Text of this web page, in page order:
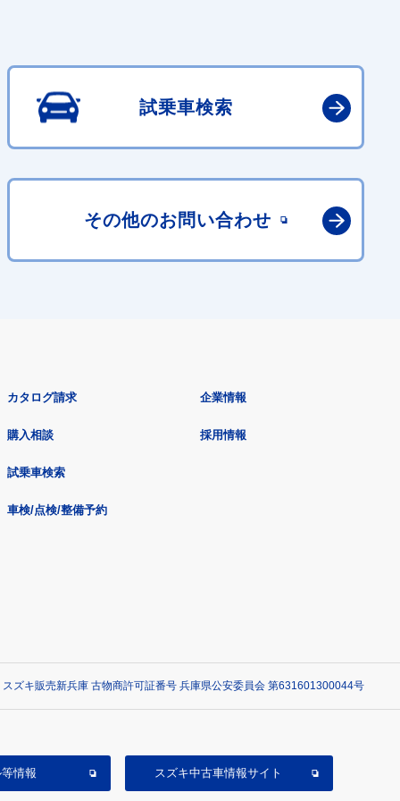
試乗車検索
その他のお問い合わせ
カタログ請求
購入相談
試乗車検索
車検/点検/整備予約
企業情報
採用情報
スズキ販売新兵庫 古物商許可証番号 兵庫県公安委員会 第631601300044号
情報 スズキ中古車情報サイト